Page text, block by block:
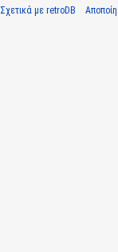
Σχετικά με retroDB